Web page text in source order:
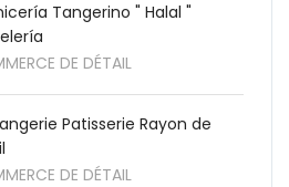
Tangerino " Halal "
DE DÉTAIL
Patisserie Rayon de
DE DÉTAIL